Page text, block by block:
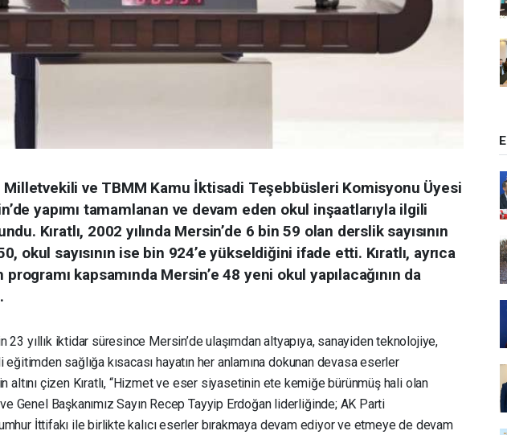
Milletvekili ve TBMM Kamu İktisadi Teşebbüsleri Komisyonu Üyesi
yapımı tamamlanan ve devam eden okul inşaatlarıyla ilgili
Kıratlı, 2002 yılında Mersin’de 6 bin 59 olan derslik sayısının
okul sayısının ise bin 924’e yükseldiğini ifade etti. Kıratlı, ayrıca
programı kapsamında Mersin’e 48 yeni okul yapılacağının da
23 yıllık iktidar süresince Mersin’de ulaşımdan altyapıya, sanayiden teknolojiye,
eğitimden sağlığa kısacası hayatın her anlamına dokunan devasa eserler
altını çizen Kıratlı, “Hizmet ve eser siyasetinin ete kemiğe bürünmüş hali olan
Genel Başkanımız Sayın Recep Tayyip Erdoğan liderliğinde; AK Parti
İttifakı ile birlikte kalıcı eserler bırakmaya devam ediyor ve etmeye de devam